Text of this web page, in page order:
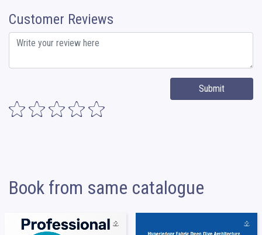
Customer Reviews
Submit
Book from same catalogue